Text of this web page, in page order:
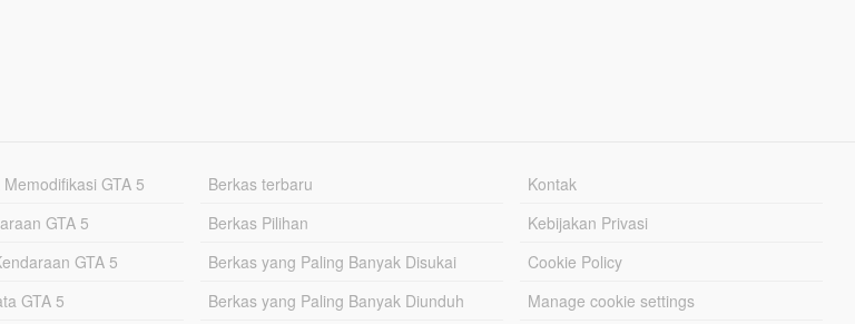
GTA 5
GTA 5
GTA 5
GTA 5
Berkas terbaru
Berkas Pilihan
Berkas yang Paling Banyak Disukai
Berkas yang Paling Banyak Diunduh
Kontak
Kebijakan Privasi
Cookie Policy
Manage cookie settings